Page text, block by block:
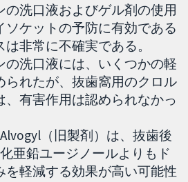
の洗口液およびゲル剤の使用
ソケットの予防に有効である
非常に不確実である。
の洗口液には、いくつかの軽
られたが、抜歯窩用のクロル
、有害作用は認められなかっ
（旧製剤）は、抜歯後
亜鉛ユージノールよりもド
を軽減する効果が高い可能性